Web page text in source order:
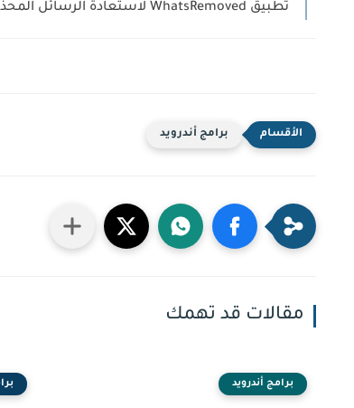
تطبيق WhatsRemoved لاستعادة الرسائل المحذوفة على واتس اب
برامج أندرويد
مقالات قد تهمك
برامج أندرويد